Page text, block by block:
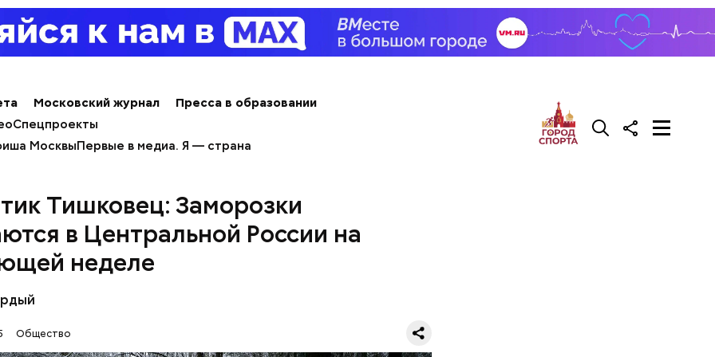
Московский журнал
Пресса в образовании
Спецпроекты
МосквыПервые в медиа. Я — страна
Тишковец: Заморозки
в Центральной России на
неделе
Общество
дождя
и сезон черешни. «Вечерняя Москва» узнала у врача —
диетолога Натальи Лазуренко,
как правильно есть эту
для здоровья.